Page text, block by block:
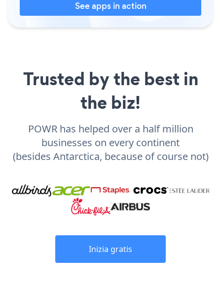
See apps in action
Trusted by the best in
the biz!
POWR has helped over a half million
businesses on every continent
(besides Antarctica, because of course not)
Inizia gratis